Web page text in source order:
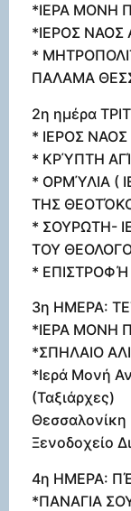
*ΙΕΡΑ ΜΟΝΗ
*ΙΕΡΟΣ ΝΑΟΣ
*
ΠΑΛΑΜΑ
2η ημέρα
* ΙΕΡΟΣ
* ΚΡΎΠΤΗ
* ΟΡΜΎΛΙΑ (
ΤΗΣ
* ΣΟΥΡΩΤΗ-
ΤΟΥ
*
3η ΗΜΕΡΑ:
*ΙΕΡΑ ΜΟΝΗ
*ΣΠΗΛΑΙΟ
*Ιερά Μονή
(Ταξιάρχες)
Θεσσαλονίκη
Ξενοδοχείο
4η ΗΜΕΡΑ:
*ΠΑΝΑΓΙΑ